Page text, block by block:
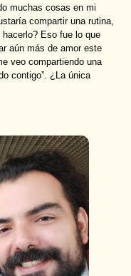
muchas cosas en mi
compartir una rutina,
Eso fue lo que
aún más de amor este
veo compartiendo una
contigo”. ¿La única